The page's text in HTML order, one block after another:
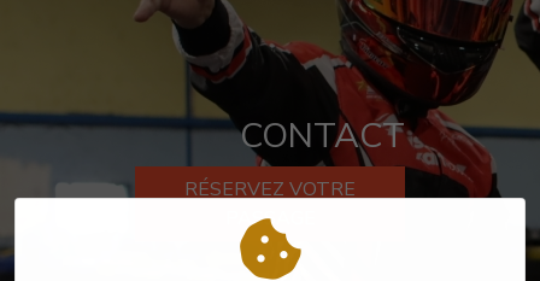
CONTACT
RÉSERVEZ VOTRE
PASSAGE